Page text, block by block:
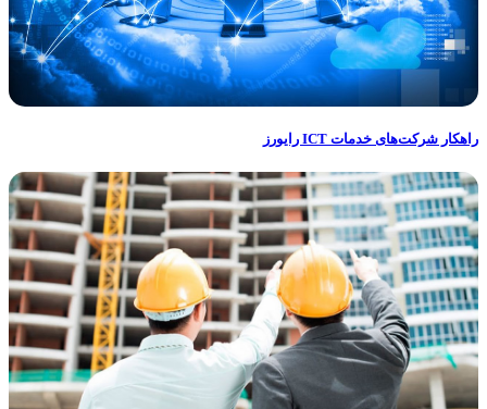
راهکار شرکت‌های خدمات ICT رایورز